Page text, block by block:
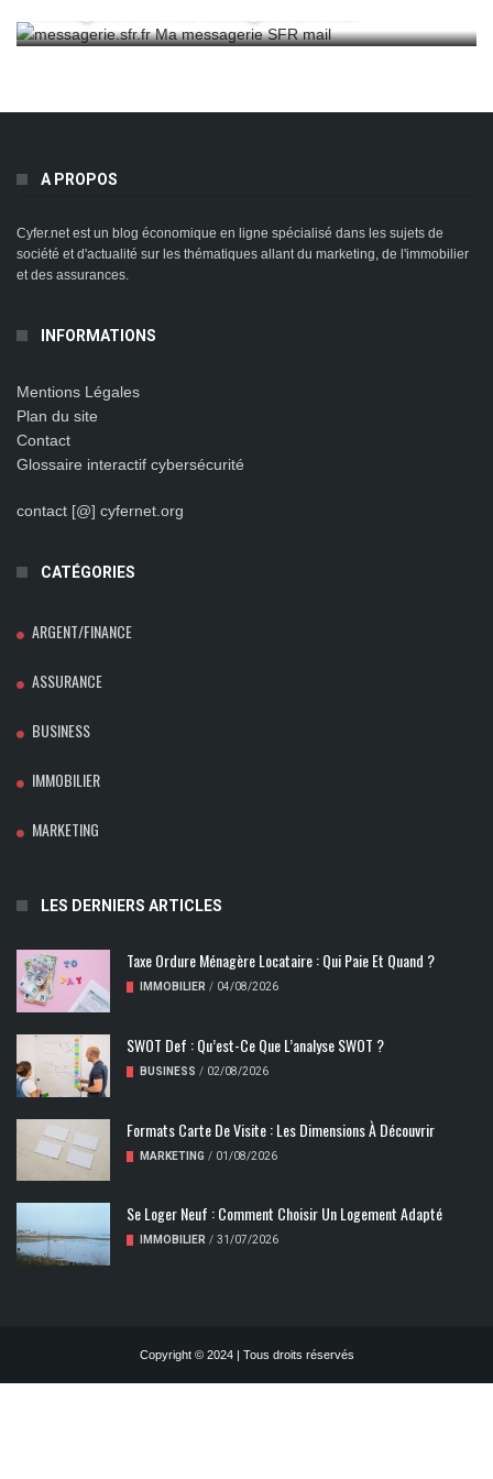
A PROPOS
Cyfer.net est un blog économique en ligne spécialisé dans les sujets de
société et d'actualité sur les thématiques allant du marketing, de l'immobilier
et des assurances.
INFORMATIONS
Mentions Légales
Plan du site
Contact
Glossaire interactif cybersécurité
contact [@] cyfernet.org
CATÉGORIES
ARGENT/FINANCE
ASSURANCE
BUSINESS
IMMOBILIER
MARKETING
LES DERNIERS ARTICLES
Taxe Ordure Ménagère Locataire : Qui Paie Et Quand ?
IMMOBILIER / 04/08/2026
SWOT Def : Qu’est-Ce Que L’analyse SWOT ?
BUSINESS / 02/08/2026
Formats Carte De Visite : Les Dimensions À Découvrir
MARKETING / 01/08/2026
Se Loger Neuf : Comment Choisir Un Logement Adapté
IMMOBILIER / 31/07/2026
Copyright © 2024 | Tous droits réservés